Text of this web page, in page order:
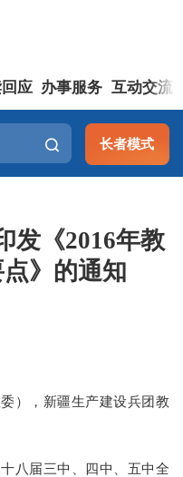
应 办事服务 互动交流
长者模式
发《2016年教
》的通知
），新疆生产建设兵团教
届三中、四中、五中全